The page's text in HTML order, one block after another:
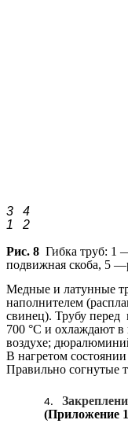
3 4
1 2
Рис. 8 Гибка труб:
подвижная скоба, 5
Медные и латунные
наполнителем
свинец). Трубу
700 °С и охлаждают
воздухе;
В нагретом
Правильно согнутые
(Приложение